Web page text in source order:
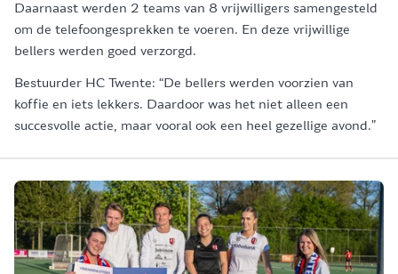
Daarnaast werden 2 teams van 8 vrijwilligers samengesteld
om de telefoongesprekken te voeren. En deze vrijwillige
bellers werden goed verzorgd.
Bestuurder HC Twente: “De bellers werden voorzien van
koffie en iets lekkers. Daardoor was het niet alleen een
succesvolle actie, maar vooral ook een heel gezellige avond.”